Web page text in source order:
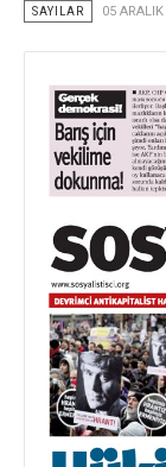
SAYILAR 05